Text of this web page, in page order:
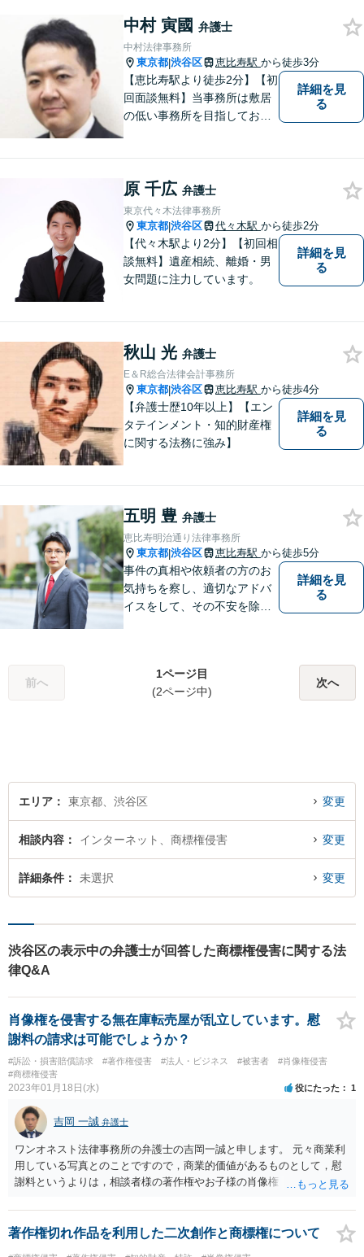
中村 寅國 弁護士
中村法律事務所
東京都|渋谷区 恵比寿駅 から徒歩3分
【恵比寿駅より徒歩2分】【初
回面談無料】当事務所は敷居
の低い事務所を目指しており
【当日／夜間／休日対応可
能】一人で悩まず一緒に問題
を解決しましょう。お気軽に
ご相談下さい。
詳細を見
る
原 千広 弁護士
東京代々木法律事務所
東京都|渋谷区 代々木駅 から徒歩2分
【代々木駅より2分】【初回相
談無料】遺産相続、離婚・男
女問題に注力しています。
詳細を見
る
秋山 光 弁護士
E＆R総合法律会計事務所
東京都|渋谷区 恵比寿駅 から徒歩4分
【弁護士歴10年以上】【エン
タテインメント・知的財産権
に関する法務に強み】
詳細を見
る
五明 豊 弁護士
恵比寿明治通り法律事務所
東京都|渋谷区 恵比寿駅 から徒歩5分
事件の真相や依頼者の方のお
気持ちを察し、適切なアドバ
イスをして、その不安を除去
詳細を見
る
前へ
1ページ目
(2ページ中)
次へ
エリア 東京都、渋谷区 変更
相談内容 インターネット、商標権侵害 変更
詳細条件 未選択 変更
渋谷区の表示中の弁護士が回答した商標権侵害に関する法
律Q&A
肖像権を侵害する無在庫転売屋が乱立しています。慰
謝料の請求は可能でしょうか？
#訴訟・損害賠償請求 #著作権侵害 #法人・ビジネス #被害者
#肖像権侵害
#商標権侵害
2023年01月18日(水) 役にたった 1
吉岡 一誠 弁護士
ワンオネスト法律事務所の弁護士の吉岡一誠と申します。 元々商業利
用している写真とのことですので，商業的価値があるものとして，慰
謝料というよりは，相談者様の著作権やお子様の肖像権（ないしはパ
ただし，損害額の算定については，一般的な商業用画像の使用料相場
等に基づくことになり，大きな金額にはならない可能性がありますの
著作権切れ作品を利用した二次創作と商標権について